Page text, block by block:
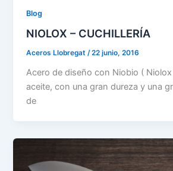
Blog
NIOLOX – CUCHILLERÍA
Aceros Llobregat/22 junio, 2016
Acero de diseño con Niobio (
aceite, con una gran dureza y una
de